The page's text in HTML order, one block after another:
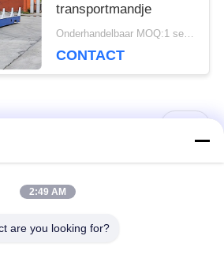
transportmandje
Onderhandelbaar MOQ:1 set/sets
CONTACT
ongebaande
2:49 AM
are you looking for?